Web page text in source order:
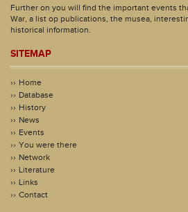
Further on you will find the important events
War, a list op publications, the musea,
historical information.
SITEMAP
Home
Database
History
News
Events
You were there
Network
Literature
Links
Contact